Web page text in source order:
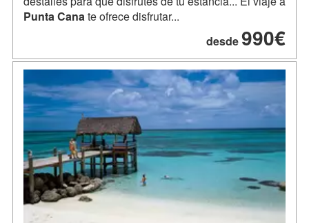
Punta Cana te ofrece disfrutar...
desde990€